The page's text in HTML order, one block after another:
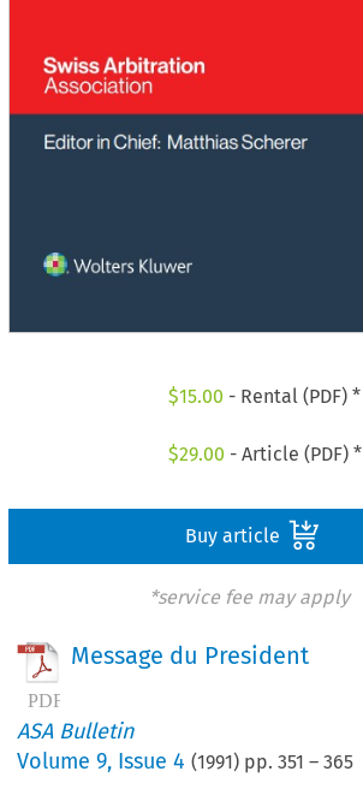
$15.00 - Rental (PDF) *
$29.00 - Article (PDF) *
Buy article
*service fee may apply
Message du President
ASA Bulletin
Volume9, Issue 4 (1991) pp.351 –365